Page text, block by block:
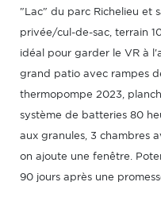
"Lac" du parc Richelieu et
privée/cul-de-sac, terrain
idéal pour garder le VR à
grand patio avec rampes
thermopompe 2023,
système de batteries 80
aux granules, 3 chambres
on ajoute une fenêtre.
90 jours après une